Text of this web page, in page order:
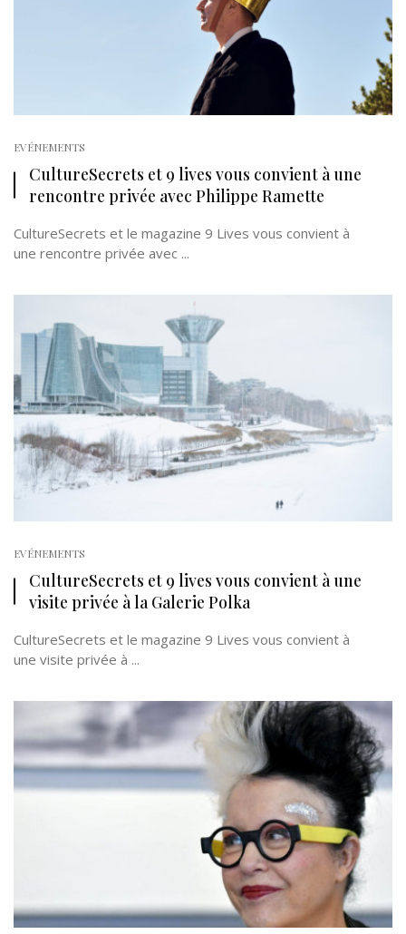
EVÉNEMENTS
CultureSecrets et 9 lives vous convient à une
rencontre privée avec Philippe Ramette
CultureSecrets et le magazine 9 Lives vous convient à
une rencontre privée avec ...
EVÉNEMENTS
CultureSecrets et 9 lives vous convient à une
visite privée à la Galerie Polka
CultureSecrets et le magazine 9 Lives vous convient à
une visite privée à ...